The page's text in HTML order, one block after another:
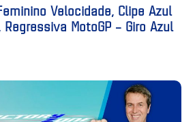
Velocidade, Clipe Azul
MotoGP – Giro Azul